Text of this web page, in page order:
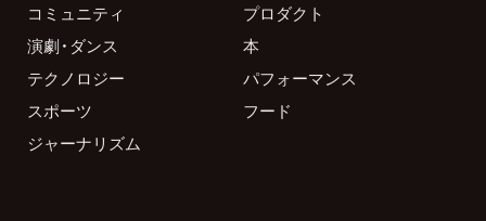
コミュニティ
プロダクト
演劇・ダンス
本
テクノロジー
パフォーマンス
スポーツ
フード
ジャーナリズム